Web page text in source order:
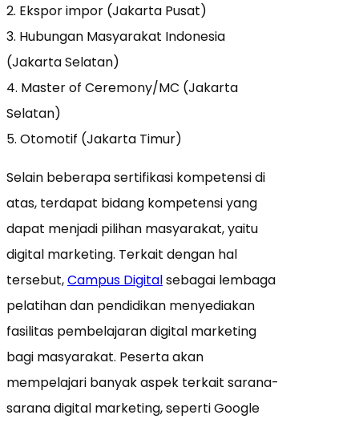
2. Ekspor impor (Jakarta Pusat)
3. Hubungan Masyarakat Indonesia
(Jakarta Selatan)
4. Master of Ceremony/MC (Jakarta
Selatan)
5. Otomotif (Jakarta Timur)
Selain beberapa sertifikasi kompetensi di
atas, terdapat bidang kompetensi yang
dapat menjadi pilihan masyarakat, yaitu
digital marketing. Terkait dengan hal
tersebut,Campus Digitalsebagai lembaga
pelatihan dan pendidikan menyediakan
fasilitas pembelajaran digital marketing
bagi masyarakat. Peserta akan
mempelajari banyak aspek terkait sarana-
sarana digital marketing, seperti Google